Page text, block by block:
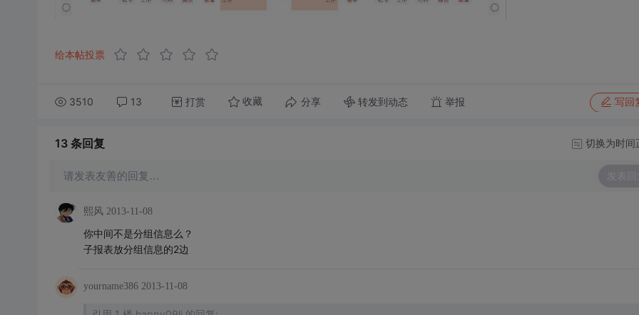
给本帖投票
3510 13 打赏 收藏 分享 转发到动态 举报 写回
13 条回复 切换为时间
请发表友善的回复… 发表回
熙风 2013-11-08
你中间不是分组信息么？
子报表放分组信息的2边
yourname386 2013-11-08